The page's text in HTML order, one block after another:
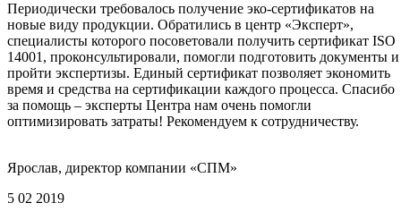
Периодически требовалось получение эко-сертификатов на
новые виду продукции. Обратились в центр «Эксперт»,
специалисты которого посоветовали получить сертификат ISO
14001, проконсультировали, помогли подготовить документы и
пройти экспертизы. Единый сертификат позволяет экономить
время и средства на сертификации каждого процесса. Спасибо
за помощь – эксперты Центра нам очень помогли
оптимизировать затраты! Рекомендуем к сотрудничеству.
Ярослав, директор компании «СПМ»
5 02 2019